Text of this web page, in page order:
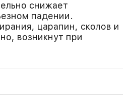
снижает
падении.
царапин, сколов и
возникнут при